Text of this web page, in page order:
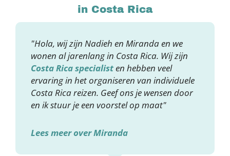
in Costa Rica
"Hola, wij zijn Nadieh en Miranda en we
wonen al jarenlang in Costa Rica. Wij zijn
Costa Rica specialisten hebben veel
ervaring in het organiseren van individuele
Costa Rica reizen. Geef ons je wensen door
en ik stuur je een voorstel op maat"
Lees meer over Miranda